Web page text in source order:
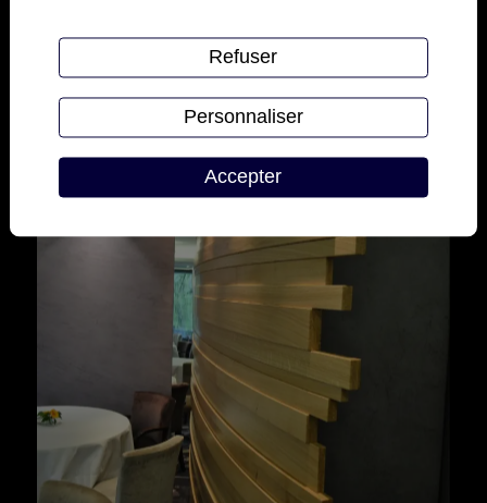
Le Café du Commerce - Rodez (12)
Accepter
Refuser
Personnaliser